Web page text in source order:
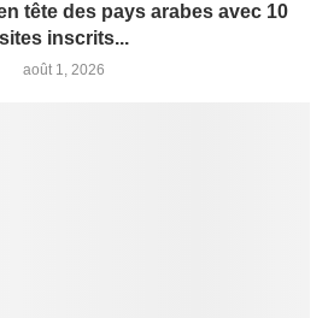
tête des pays arabes avec 10
sites inscrits...
août 1, 2026